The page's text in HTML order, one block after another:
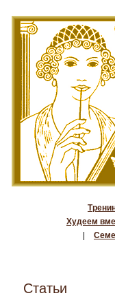
Худеем
Статьи